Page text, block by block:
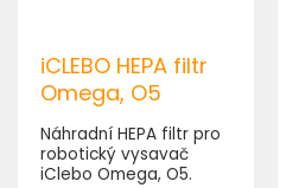
iCLEBO HEPA filtr
Omega, O5
Náhradní HEPA filtr pro
robotický vysavač
iClebo Omega, O5.